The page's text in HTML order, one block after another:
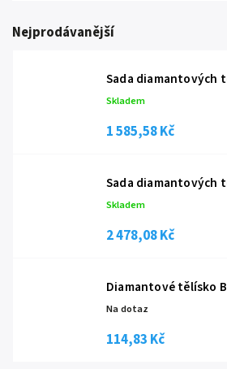
Nejprodávanější
Sada diamantových
Skladem
1 585,58 Kč
Sada diamantových
Skladem
2 478,08 Kč
Diamantové tělísko
Na dotaz
114,83 Kč